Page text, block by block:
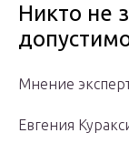
Никто не
Мнение
Евгения